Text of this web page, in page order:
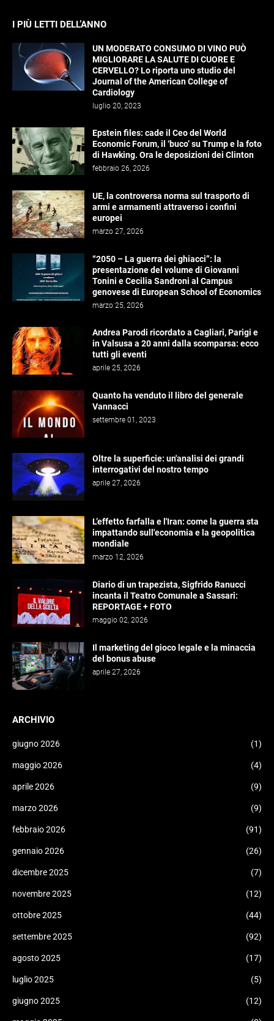
I PIÙ LETTI DELL’ANNO
UN MODERATO CONSUMO DI VINO PUÒ
MIGLIORARE LA SALUTE DI CUORE E
CERVELLO? Lo riporta uno studio del
Journal of the American College of
Cardiology
luglio 20, 2023
Epstein files: cade il Ceo del World
Economic Forum, il ‘buco’ su Trump e la foto
di Hawking. Ora le deposizioni dei Clinton
febbraio 26, 2026
UE, la controversa norma sul trasporto di
armi e armamenti attraverso i confini
europei
marzo 27, 2026
“2050 – La guerra dei ghiacci”: la
presentazione del volume di Giovanni
Tonini e Cecilia Sandroni al Campus
genovese di European School of Economics
marzo 25, 2026
Andrea Parodi ricordato a Cagliari, Parigi e
in Valsusa a 20 anni dalla scomparsa: ecco
tutti gli eventi
aprile 25, 2026
Quanto ha venduto il libro del generale
Vannacci
settembre 01, 2023
Oltre la superficie: un'analisi dei grandi
interrogativi del nostro tempo
aprile 27, 2026
L’effetto farfalla e l'Iran: come la guerra sta
impattando sull'economia e la geopolitica
mondiale
marzo 12, 2026
Diario di un trapezista, Sigfrido Ranucci
incanta il Teatro Comunale a Sassari:
REPORTAGE + FOTO
maggio 02, 2026
Il marketing del gioco legale e la minaccia
del bonus abuse
aprile 27, 2026
ARCHIVIO
giugno 2026 (1)
maggio 2026 (4)
aprile 2026 (9)
marzo 2026 (9)
febbraio 2026 (91)
gennaio 2026 (26)
dicembre 2025 (7)
novembre 2025 (12)
ottobre 2025 (44)
settembre 2025 (92)
agosto 2025 (17)
luglio 2025 (5)
giugno 2025 (12)